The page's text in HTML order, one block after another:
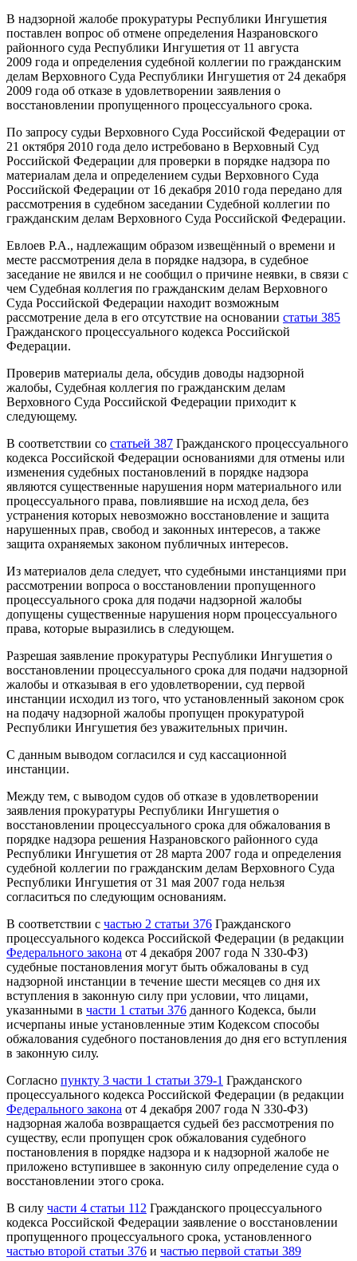
В надзорной жалобе прокуратуры Республики Ингушетия
поставлен вопрос об отмене определения Назрановского
районного суда Республики Ингушетия от 11 августа
2009 года и определения судебной коллегии по гражданским
делам Верховного Суда Республики Ингушетия от 24 декабря
2009 года об отказе в удовлетворении заявления о
восстановлении пропущенного процессуального срока.
По запросу судьи Верховного Суда Российской Федерации от
21 октября 2010 года дело истребовано в Верховный Суд
Российской Федерации для проверки в порядке надзора по
материалам дела и определением судьи Верховного Суда
Российской Федерации от 16 декабря 2010 года передано для
рассмотрения в судебном заседании Судебной коллегии по
гражданским делам Верховного Суда Российской Федерации.
Евлоев Р.А., надлежащим образом извещённый о времени и
месте рассмотрения дела в порядке надзора, в судебное
заседание не явился и не сообщил о причине неявки, в связи с
чем Судебная коллегия по гражданским делам Верховного
Суда Российской Федерации находит возможным
рассмотрение дела в его отсутствие на основании статьи 385
Гражданского процессуального кодекса Российской
Федерации.
Проверив материалы дела, обсудив доводы надзорной
жалобы, Судебная коллегия по гражданским делам
Верховного Суда Российской Федерации приходит к
следующему.
В соответствии со статьей 387 Гражданского процессуального
кодекса Российской Федерации основаниями для отмены или
изменения судебных постановлений в порядке надзора
являются существенные нарушения норм материального или
процессуального права, повлиявшие на исход дела, без
устранения которых невозможно восстановление и защита
нарушенных прав, свобод и законных интересов, а также
защита охраняемых законом публичных интересов.
Из материалов дела следует, что судебными инстанциями при
рассмотрении вопроса о восстановлении пропущенного
процессуального срока для подачи надзорной жалобы
допущены существенные нарушения норм процессуального
права, которые выразились в следующем.
Разрешая заявление прокуратуры Республики Ингушетия о
восстановлении процессуального срока для подачи надзорной
жалобы и отказывая в его удовлетворении, суд первой
инстанции исходил из того, что установленный законом срок
на подачу надзорной жалобы пропущен прокуратурой
Республики Ингушетия без уважительных причин.
С данным выводом согласился и суд кассационной
инстанции.
Между тем, с выводом судов об отказе в удовлетворении
заявления прокуратуры Республики Ингушетия о
восстановлении процессуального срока для обжалования в
порядке надзора решения Назрановского районного суда
Республики Ингушетия от 28 марта 2007 года и определения
судебной коллегии по гражданским делам Верховного Суда
Республики Ингушетия от 31 мая 2007 года нельзя
согласиться по следующим основаниям.
В соответствии с частью 2 статьи 376 Гражданского
процессуального кодекса Российской Федерации (в редакции
Федерального закона от 4 декабря 2007 года N 330-ФЗ)
судебные постановления могут быть обжалованы в суд
надзорной инстанции в течение шести месяцев со дня их
вступления в законную силу при условии, что лицами,
указанными в части 1 статьи 376 данного Кодекса, были
исчерпаны иные установленные этим Кодексом способы
обжалования судебного постановления до дня его вступления
в законную силу.
Согласно пункту 3 части 1 статьи 379-1 Гражданского
процессуального кодекса Российской Федерации (в редакции
Федерального закона от 4 декабря 2007 года N 330-ФЗ)
надзорная жалоба возвращается судьей без рассмотрения по
существу, если пропущен срок обжалования судебного
постановления в порядке надзора и к надзорной жалобе не
приложено вступившее в законную силу определение суда о
восстановлении этого срока.
В силу части 4 статьи 112 Гражданского процессуального
кодекса Российской Федерации заявление о восстановлении
пропущенного процессуального срока, установленного
частью второй статьи 376 и частью первой статьи 389